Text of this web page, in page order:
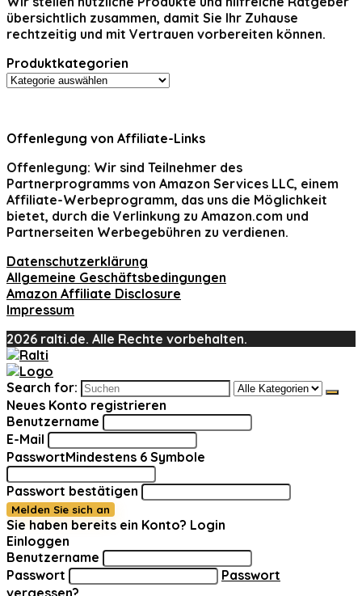
übersichtlich zusammen, damit Sie Ihr Zuhause
rechtzeitig und mit Vertrauen vorbereiten können.
Produktkategorien
Offenlegung von Affiliate-Links
Offenlegung: Wir sind Teilnehmer des
Partnerprogramms von Amazon Services LLC, einem
Affiliate-Werbeprogramm, das uns die Möglichkeit
bietet, durch die Verlinkung zu Amazon.com und
Partnerseiten Werbegebühren zu verdienen.
Datenschutzerklärung
Allgemeine Geschäftsbedingungen
Amazon Affiliate Disclosure
Impressum
2026 ralti.de. Alle Rechte vorbehalten.
Search for:
Neues Konto registrieren
Benutzername
E-Mail
PasswortMindestens 6 Symbole
Passwort bestätigen
Melden Sie sich an
Sie haben bereits ein Konto? Login
Einloggen
Benutzername
Passwort
Passwort
vergessen?